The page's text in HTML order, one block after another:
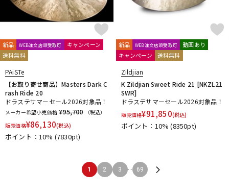
新品 WEB注文店頭受取可
キャンペーン
送料無料
PAiSTe
【お取り寄せ商品】Masters Dark C
rash Ride 20
ドラステサマーセール2026対象品！
メーカー希望小売価格 ¥95,700
（税込）
販売価格¥86,130(税込)
ポイント：10% (7830pt)
新品 WEB注文店頭受取可
動画あり
キャンペーン
送料無料
Zildjian
K Zildjian Sweet Ride 21 [NKZL21
SWR]
ドラステサマーセール2026対象品！
販売価格¥91,850(税込)
ポイント：10%(8350pt)
1 2 3 ... 69